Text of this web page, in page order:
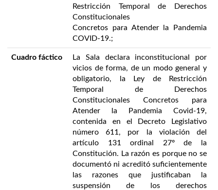
Restricción Temporal de Derechos
Constitucionales
Concretos para Atender la Pandemia
COVID-19.;
Cuadro fáctico
La Sala declara inconstitucional por
vicios de forma, de un modo general y
obligatorio, la Ley de Restricción
Temporal de Derechos
Constitucionales Concretos para
Atender la Pandemia Covid-19,
contenida en el Decreto Legislativo
número 611, por la violación del
artículo 131 ordinal 27º de la
Constitución. La razón es porque no se
documentó ni acreditó suficientemente
las razones que justificaban la
suspensión de los derechos